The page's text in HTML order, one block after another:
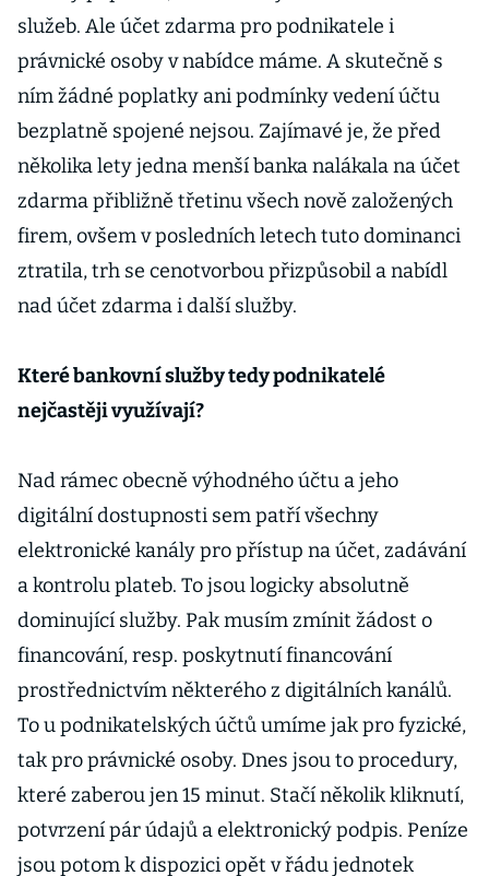
služeb. Ale účet zdarma pro podnikatele i
právnické osoby v nabídce máme. A skutečně s
ním žádné poplatky ani podmínky vedení účtu
bezplatně spojené nejsou. Zajímavé je, že před
několika lety jedna menší banka nalákala na účet
zdarma přibližně třetinu všech nově založených
firem, ovšem v posledních letech tuto dominanci
ztratila, trh se cenotvorbou přizpůsobil a nabídl
nad účet zdarma i další služby.
Které bankovní služby tedy podnikatelé
nejčastěji využívají?
Nad rámec obecně výhodného účtu a jeho
digitální dostupnosti sem patří všechny
elektronické kanály pro přístup na účet, zadávání
a kontrolu plateb. To jsou logicky absolutně
dominující služby. Pak musím zmínit žádost o
financování, resp. poskytnutí financování
prostřednictvím některého z digitálních kanálů.
To u podnikatelských účtů umíme jak pro fyzické,
tak pro právnické osoby. Dnes jsou to procedury,
které zaberou jen 15 minut. Stačí několik kliknutí,
potvrzení pár údajů a elektronický podpis. Peníze
jsou potom k dispozici opět v řádu jednotek